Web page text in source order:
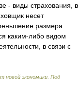
- виды страхования, в
несет
размера
каким-либо видом
в связи с
новой экономики Под